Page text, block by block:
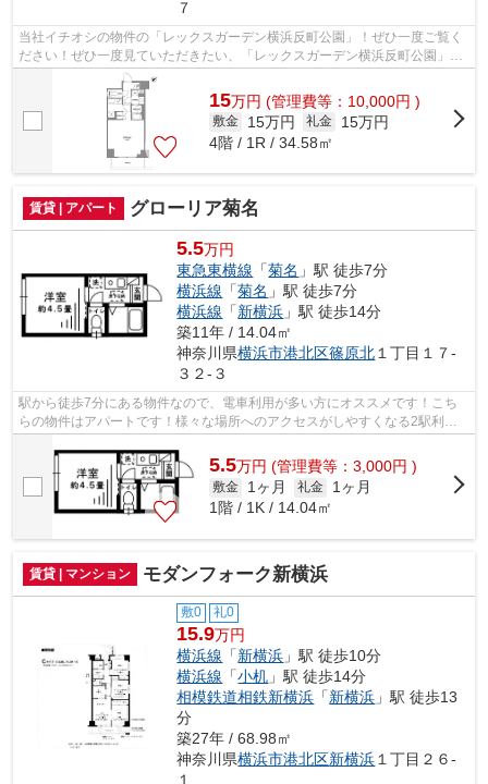
７
当社イチオシの物件の「レックスガーデン横浜反町公園」！ぜひ一度ご覧く
ださい！ぜひ一度見ていただきたい、「レックスガーデン横浜反町公園」で
す！共用部には敷地内ごみ置き場・エ...
15万円 (管理費等：10,000円 )
敷金 15万円 礼金
15万円
4階 / 1R / 34.58㎡
賃貸 | アパート グローリア菊名
5.5万円
東急東横線 「菊名 」駅 徒歩7分
横浜線 「菊名 」駅 徒歩7分
横浜線 「新横浜 」駅 徒歩14分
築11年 / 14.04㎡
神奈川県横浜市港北区篠原北 １丁目１７-
３２-３
駅から徒歩7分にある物件なので、電車利用が多い方にオススメです！こち
らの物件はアパートです！様々な場所へのアクセスがしやすくなる2駅利用
可能な物件です！できるだけ早めに不動...
5.5万円 (管理費等：3,000円 )
敷金 1ヶ月 礼金
1ヶ月
1階 / 1K / 14.04㎡
賃貸 | マンション モダンフォーク新横浜
敷0 礼0
15.9万円
横浜線 「新横浜 」駅 徒歩10分
横浜線 「小机 」駅 徒歩14分
相模鉄道相鉄新横浜 「新横浜 」駅 徒歩13
分
築27年 / 68.98㎡
神奈川県横浜市港北区新横浜 １丁目２６-
１